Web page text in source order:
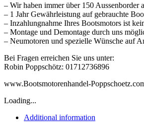
– Wir haben immer über 150 Aussenborder
– 1 Jahr Gewährleistung auf gebrauchte
– Inzahlungnahme Ihres Bootsmotors ist
– Montage und Demontage durch uns
– Neumotoren und spezielle Wünsche auf
Bei Fragen erreichen Sie uns unter:
Robin Poppschötz: 01712736896
www.Bootsmotorenhandel-
Loading...
Additional information